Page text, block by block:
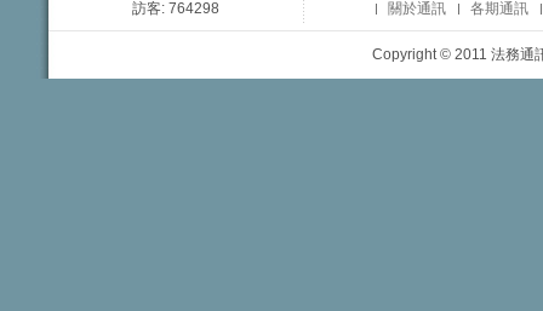
訪客: 764298 關於通訊 各期通訊
Copyright © 2011 法務